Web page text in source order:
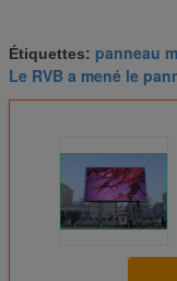
Étiquettes: panneau
Le RVB a mené le